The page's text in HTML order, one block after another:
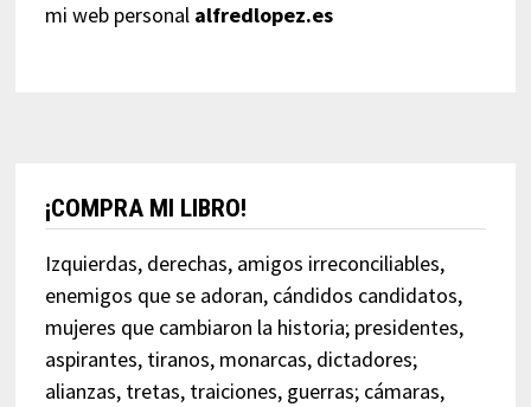
mi web personal alfredlopez.es
¡COMPRA MI LIBRO!
Izquierdas, derechas, amigos irreconciliables,
enemigos que se adoran, cándidos candidatos,
mujeres que cambiaron la historia; presidentes,
aspirantes, tiranos, monarcas, dictadores;
alianzas, tretas, traiciones, guerras; cámaras,